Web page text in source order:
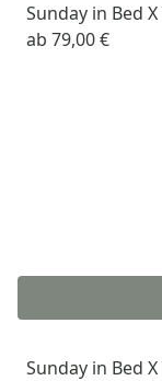
Sunday in Bed
ab 79,00 €
Sunday in Bed